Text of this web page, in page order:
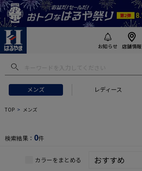
お知らせ 店舗情報
メンズ レディース
フトにおすすめ #セットアップ スーツ
TOP メンズ
検索結果： 0件
カラーをまとめる